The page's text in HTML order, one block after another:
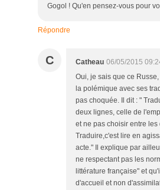
Gogol ! Qu'en pensez-vous pour
Répondre
C Catheau 06/05/2015
Oui, je sais que ce
la polémique avec ses
pas choquée. Il dit : "
deux lignes, celle de
et ne pas choisir entre les
Traduire,c'est lire en
acte." Il explique par
ne respectant pas les
littérature française" et
d'accueil et non